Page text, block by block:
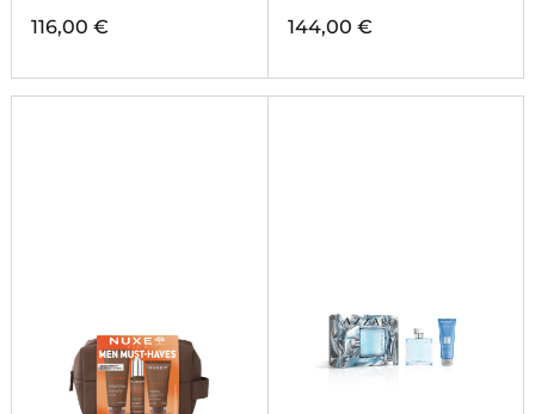
116,00 € 144,00 €